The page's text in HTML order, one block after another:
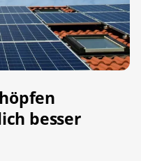
besser